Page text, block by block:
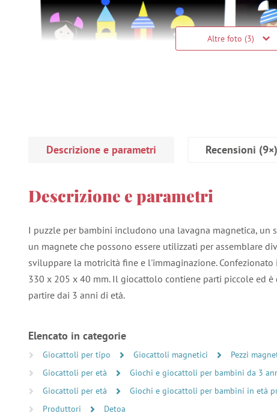
Altre foto (3)
Descrizione e parametri Recensioni (9×)
Descrizione e parametri
I puzzle per bambini includono una lavagna magnetica, un
un magnete che possono essere utilizzati per assemblare
sviluppare la motricità fine e l'immaginazione.
330 x 205 x 40 mm. Il giocattolo contiene parti piccole ed
partire dai 3 anni di età.
Elencato in categorie
Giocattoli per tipo Giocattoli magnetici
Pezzi
Giocattoli per età
Giochi e giocattoli per bambini da 3
Giocattoli per età
Giochi e giocattoli per bambini in età
Produttori
Detoa